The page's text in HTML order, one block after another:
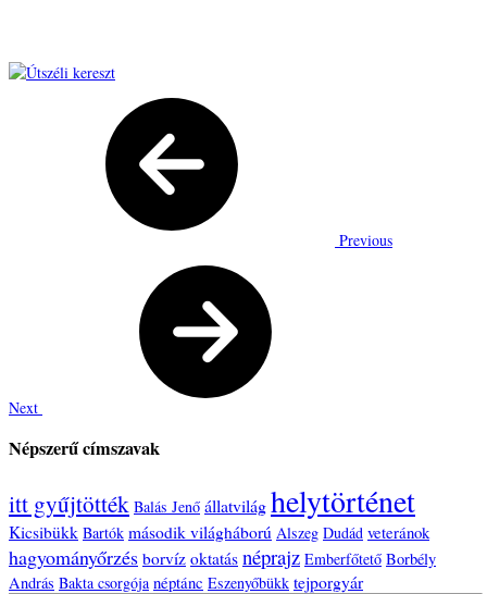
Previous
Next
Népszerű címszavak
itt gyűjtötték Balás Jenő állatvilághelytörténet
Kicsibükk Bartók második világháború Alszeg Dudád veteránok
hagyományőrzés borvíz oktatás néprajz Emberfőtető Borbély
András Bakta csorgója néptánc Eszenyőbükk tejporgyár